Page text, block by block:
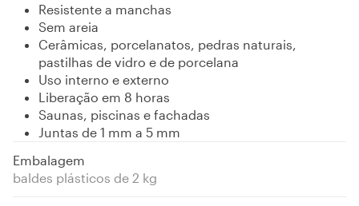
Resistente a manchas
Sem areia
Cerâmicas, porcelanatos, pedras naturais,
pastilhas de vidro e de porcelana
Uso interno e externo
Liberação em 8 horas
Saunas, piscinas e fachadas
Juntas de 1 mm a 5 mm
Embalagem
baldes plásticos de 2 kg